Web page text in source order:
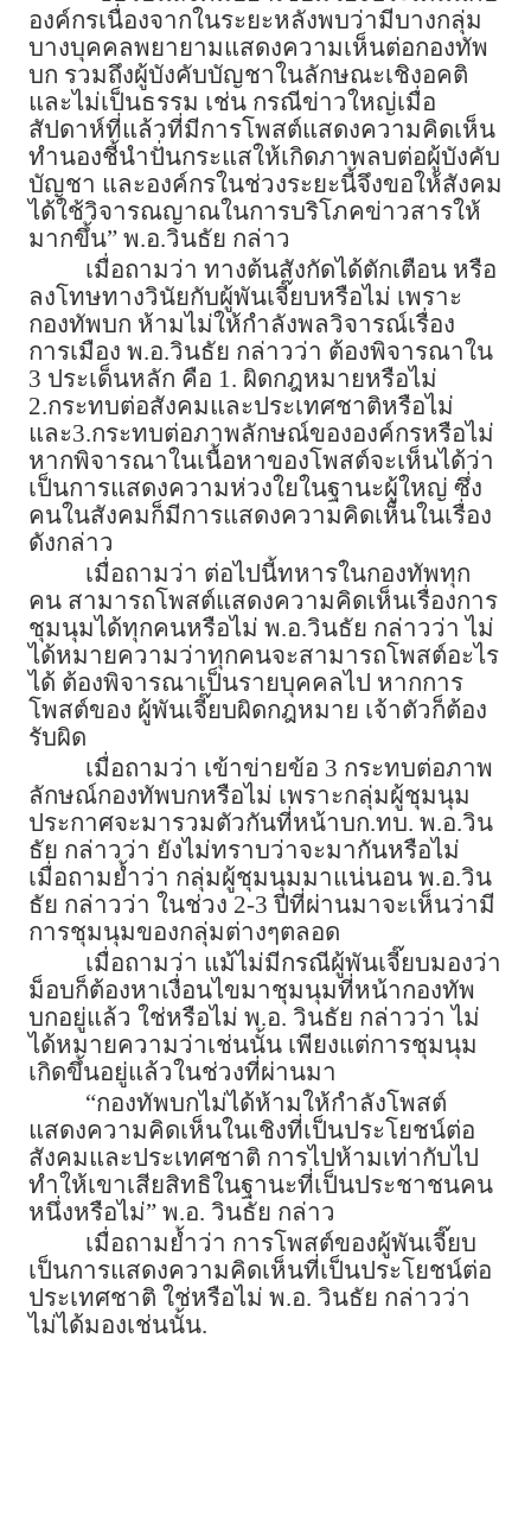
องค์กรเนื่องจากในระยะหลังพบว่ามีบางกลุ่ม
บางบุคคลพยายามแสดงความเห็นต่อกองทัพ
บก รวมถึงผู้บังคับบัญชาในลักษณะเชิงอคติ
และไม่เป็นธรรม เช่น กรณีข่าวใหญ่เมื่อ
สัปดาห์ที่แล้วที่มีการโพสต์แสดงความคิดเห็น
ทำนองชี้นำปั่นกระแสให้เกิดภาพลบต่อผู้บังคับ
บัญชา และองค์กรในช่วงระยะนี้จึงขอให้สังคม
ได้ใช้วิจารณญาณในการบริโภคข่าวสารให้
มากขึ้น” พ.อ.วินธัย กล่าว
เมื่อถามว่า ทางต้นสังกัดได้ตักเตือน หรือ
ลงโทษทางวินัยกับผู้พันเจี๊ยบหรือไม่ เพราะ
กองทัพบก ห้ามไม่ให้กำลังพลวิจารณ์เรื่อง
การเมือง พ.อ.วินธัย กล่าวว่า ต้องพิจารณาใน
3 ประเด็นหลัก คือ 1. ผิดกฎหมายหรือไม่
2.กระทบต่อสังคมและประเทศชาติหรือไม่
และ3.กระทบต่อภาพลักษณ์ขององค์กรหรือไม่
หากพิจารณาในเนื้อหาของโพสต์จะเห็นได้ว่า
เป็นการแสดงความห่วงใยในฐานะผู้ใหญ่ ซึ่ง
คนในสังคมก็มีการแสดงความคิดเห็นในเรื่อง
ดังกล่าว
เมื่อถามว่า ต่อไปนี้ทหารในกองทัพทุก
คน สามารถโพสต์แสดงความคิดเห็นเรื่องการ
ชุมนุมได้ทุกคนหรือไม่ พ.อ.วินธัย กล่าวว่า ไม่
ได้หมายความว่าทุกคนจะสามารถโพสต์อะไร
ได้ ต้องพิจารณาเป็นรายบุคคลไป หากการ
โพสต์ของ ผู้พันเจี๊ยบผิดกฎหมาย เจ้าตัวก็ต้อง
รับผิด
เมื่อถามว่า เข้าข่ายข้อ 3 กระทบต่อภาพ
ลักษณ์กองทัพบกหรือไม่ เพราะกลุ่มผู้ชุมนุม
ประกาศจะมารวมตัวกันที่หน้าบก.ทบ. พ.อ.วิน
ธัย กล่าวว่า ยังไม่ทราบว่าจะมากันหรือไม่
เมื่อถามย้ำว่า กลุ่มผู้ชุมนุมมาแน่นอน พ.อ.วิน
ธัย กล่าวว่า ในช่วง 2-3 ปีที่ผ่านมาจะเห็นว่ามี
การชุมนุมของกลุ่มต่างๆตลอด
เมื่อถามว่า แม้ไม่มีกรณีผู้พันเจี๊ยบมองว่า
ม็อบก็ต้องหาเงื่อนไขมาชุมนุมที่หน้ากองทัพ
บกอยู่แล้ว ใช่หรือไม่ พ.อ. วินธัย กล่าวว่า ไม่
ได้หมายความว่าเช่นนั้น เพียงแต่การชุมนุม
เกิดขึ้นอยู่แล้วในช่วงที่ผ่านมา
“กองทัพบกไม่ได้ห้ามให้กำลังโพสต์
แสดงความคิดเห็นในเชิงที่เป็นประโยชน์ต่อ
สังคมและประเทศชาติ การไปห้ามเท่ากับไป
ทำให้เขาเสียสิทธิในฐานะที่เป็นประชาชนคน
หนึ่งหรือไม่” พ.อ. วินธัย กล่าว
เมื่อถามย้ำว่า การโพสต์ของผู้พันเจี๊ยบ
เป็นการแสดงความคิดเห็นที่เป็นประโยชน์ต่อ
ประเทศชาติ ใช่หรือไม่ พ.อ. วินธัย กล่าวว่า
ไม่ได้มองเช่นนั้น.